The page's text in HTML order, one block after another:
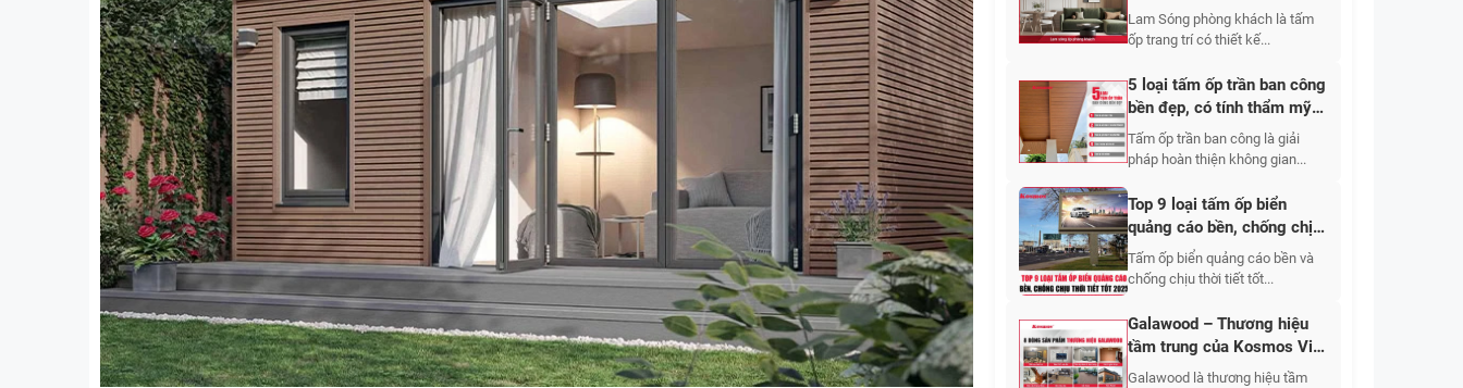
chung cư, biệt thự, cấp 4
đẹp
Lam Sóng phòng khách là tấm
ốp trang trí có thiết kế...
5 loại tấm ốp trần ban công
bền đẹp, có tính thẩm mỹ
cao
Tấm ốp trần ban công là giải
pháp hoàn thiện không gian...
Top 9 loại tấm ốp biển
quảng cáo bền, chống chịu
thời tiết tốt 2026
Tấm ốp biển quảng cáo bền và
chống chịu thời tiết tốt...
Galawood – Thương hiệu
tầm trung của Kosmos Việt
Nam
Galawood là thương hiệu tầm